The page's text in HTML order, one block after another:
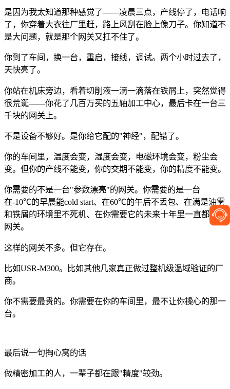
是因为我太知道那种感觉了——凌晨三点，产线停了，电话响
了，你穿着大衣往厂里赶，路上风刮在脸上像刀子。你知道不
是大问题，就是那个网关又扛不住了。
你到了车间，换一台，重启，接线，调试。两个小时过去了，
天快亮了。
你站在机床旁边，看着切削液一滴一滴落在铁屑上，突然觉得
很荒诞——你花了几百万买的五轴加工中心，最后卡在一台三
千块的网关上。
不是设备不够好。是你给它配的"神经"，配错了。
你的车间里，温度会变，湿度会变，电磁环境会变，粉尘会
变。但你的产线不能变，你的交期不能变，你的精度不能变。
你需要的不是一台"参数漂亮"的网关。你需要的是一台
在-10℃的早晨能cold start、在60℃的午后不丢包、在满是油雾
和铁屑的环境里不死机、在你需要它的未来十年里一直都在的
网关。
这样的网关不多。但它存在。
比如USR-M300。比如其他几家真正做过整机级温域验证的厂
商。
你不需要最贵的。你需要在你的车间里，最不让你操心的那一
台。
最后说一句掏心窝的话
做精密加工的人，一辈子都在跟"精度"较劲。